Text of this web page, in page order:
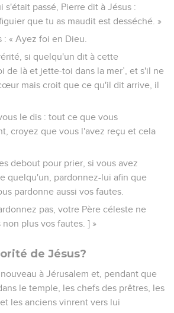
s'était passé, Pierre dit à Jésus :
que tu as maudit est desséché. »
« Ayez foi en Dieu.
si quelqu'un dit à cette
de là et jette-toi dans la mer’, et s'il ne
mais croit que ce qu'il dit arrive, il
le dis : tout ce que vous
croyez que vous l'avez reçu et cela
debout pour prier, si vous avez
quelqu'un, pardonnez-lui afin que
pardonne aussi vos fautes.
pas, votre Père céleste ne
plus vos fautes. ] »
de Jésus?
à Jérusalem et, pendant que
le temple, les chefs des prêtres, les
les anciens vinrent vers lui